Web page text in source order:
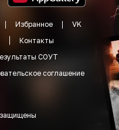
Избранное
VK
Контакты
СОУТ
соглашение